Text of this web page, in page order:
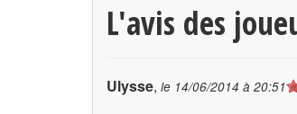
L'avis des
Ulysse, le 14/06/2014 à 20:51